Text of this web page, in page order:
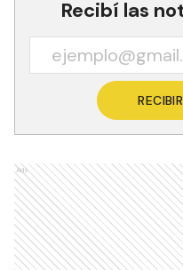
Recibí las
Ads